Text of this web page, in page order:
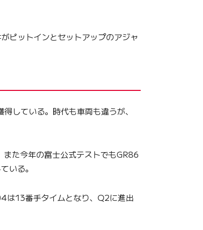
ピットインとセットアップのアジャ
している。時代も車両も違うが、
た今年の富士公式テストでもGR86
いる。
は13番手タイムとなり、Q2に進出